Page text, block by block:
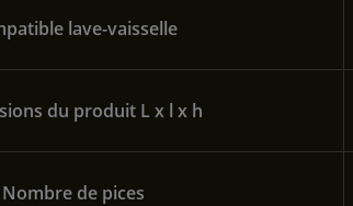
lave-vaisselle
du produit L x l x h
Nombre de pices